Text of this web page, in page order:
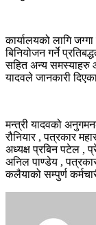
कार्यालयको लागि
बिनियोजन गर्ने
सहित अन्य समस्याहरु
यादवले जानकारी
मन्त्री यादवको
रौनियार , पत्रकार
अध्यक्ष प्रबिन पटेल ,
अनिल पाण्डेय ,
कलैयाको सम्पुर्ण